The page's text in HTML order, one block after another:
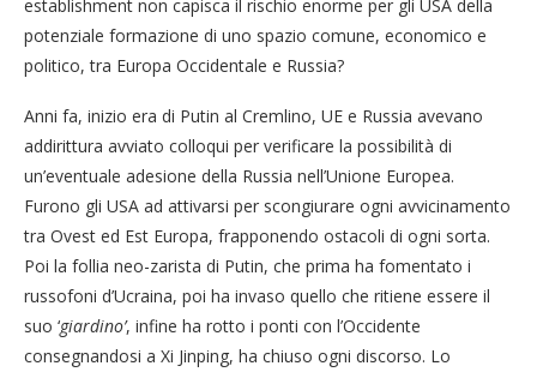
establishment non capisca il rischio enorme per gli USA della
potenziale formazione di uno spazio comune, economico e
politico, tra Europa Occidentale e Russia?
Anni fa, inizio era di Putin al Cremlino, UE e Russia avevano
addirittura avviato colloqui per verificare la possibilità di
un’eventuale adesione della Russia nell’Unione Europea.
Furono gli USA ad attivarsi per scongiurare ogni avvicinamento
tra Ovest ed Est Europa, frapponendo ostacoli di ogni sorta.
Poi la follia neo-zarista di Putin, che prima ha fomentato i
russofoni d’Ucraina, poi ha invaso quello che ritiene essere il
suo ‘giardino’, infine ha rotto i ponti con l’Occidente
consegnandosi a Xi Jinping, ha chiuso ogni discorso. Lo